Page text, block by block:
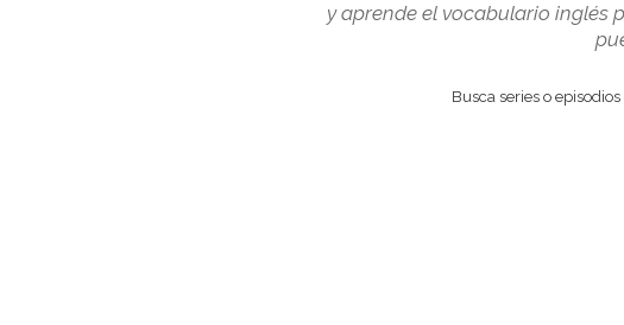
y aprende el vocabulario inglés
Busca series o